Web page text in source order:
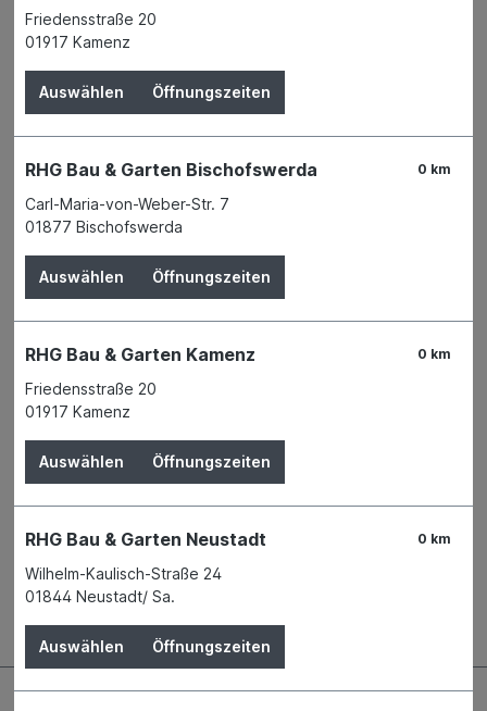
Der Preis wird erst nach Wahl einer Filiale
angezeigt.
Zum Merkzettel hinzufügen
Verfügbar in 1 Filiale Filiale auswählen
Produktnummer:
63755 Alzenau
Beschreibung
Friedensstraße 20
01917 Kamenz
Auswählen Öffnungszeiten
0 km
RHG Bau & Garten Bischofswerda
Carl-Maria-von-Weber-Str. 7
01877 Bischofswerda
Auswählen Öffnungszeiten
0 km
RHG Bau & Garten Kamenz
Friedensstraße 20
01917 Kamenz
Auswählen Öffnungszeiten
0 km
RHG Bau & Garten Neustadt
Wilhelm-Kaulisch-Straße 24
01844 Neustadt/ Sa.
Auswählen Öffnungszeiten